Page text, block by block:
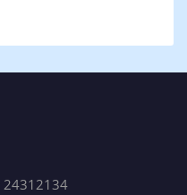
24312134